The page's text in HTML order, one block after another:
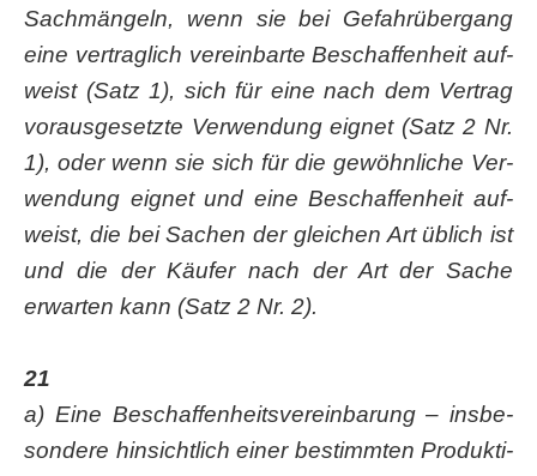
Sach­män­geln, wenn sie bei Gefahr­über­gang
eine ver­trag­lich ver­ein­bar­te Beschaf­fen­heit auf­
weist (Satz 1), sich für eine nach dem Ver­trag
vor­aus­ge­setz­te Ver­wen­dung eig­net (Satz 2 Nr.
1), oder wenn sie sich für die gewöhn­li­che Ver­
wen­dung eig­net und eine Beschaf­fen­heit auf­
weist, die bei Sachen der glei­chen Art üblich ist
und die der Käu­fer nach der Art der Sache
erwar­ten kann (Satz 2 Nr. 2).
21
a) Eine Beschaf­fen­heits­ver­ein­ba­rung – ins­be­
son­de­re hin­sicht­lich einer bestimm­ten Pro­duk­ti­